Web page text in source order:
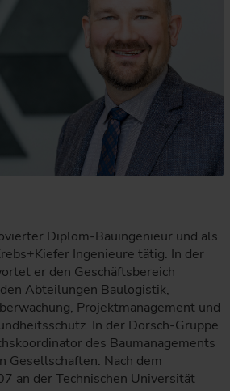
Diplom-Bauingenieur und als
Ingenieure tätig. In der
er den Geschäftsbereich
Abteilungen Baulogistik,
Projektmanagement und
In der Dorsch-Gruppe
des Baumanagements
Gesellschaften. Nach dem
an der Technischen Universität